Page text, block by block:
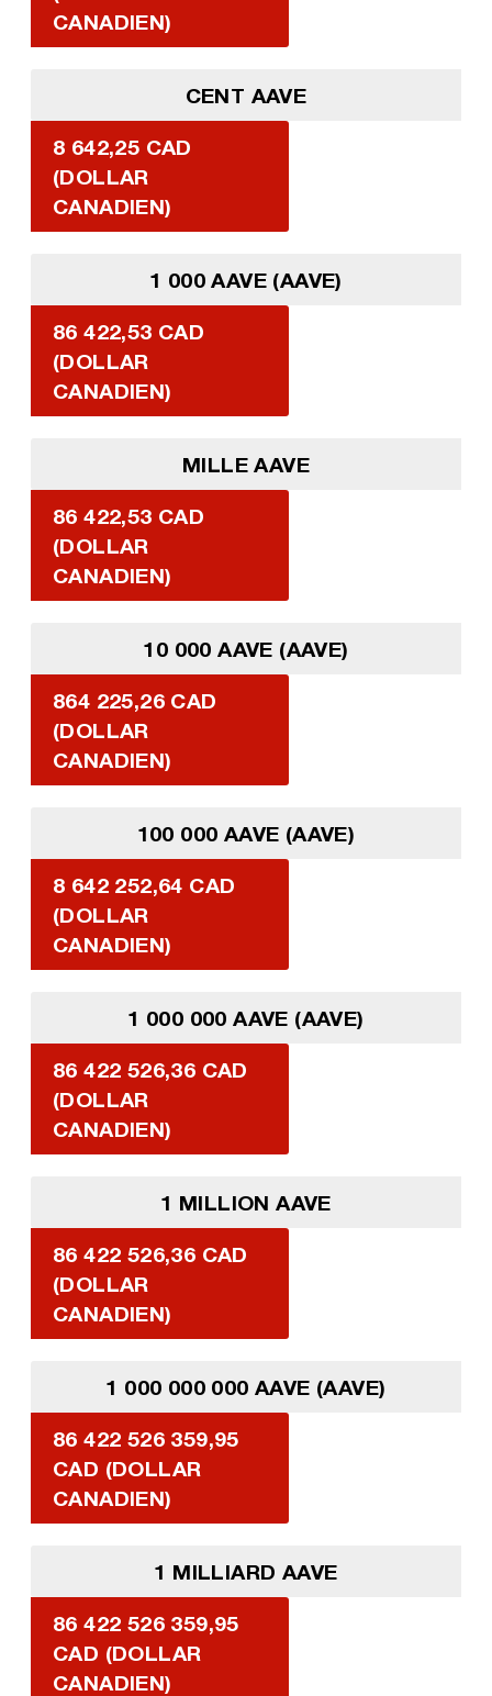
CANADIEN)
CENT AAVE
8 642,25 CAD
(DOLLAR
CANADIEN)
1 000 AAVE (AAVE)
86 422,53 CAD
(DOLLAR
CANADIEN)
MILLE AAVE
86 422,53 CAD
(DOLLAR
CANADIEN)
10 000 AAVE (AAVE)
864 225,26 CAD
(DOLLAR
CANADIEN)
100 000 AAVE (AAVE)
8 642 252,64 CAD
(DOLLAR
CANADIEN)
1 000 000 AAVE (AAVE)
86 422 526,36 CAD
(DOLLAR
CANADIEN)
1 MILLION AAVE
86 422 526,36 CAD
(DOLLAR
CANADIEN)
1 000 000 000 AAVE (AAVE)
86 422 526 359,95
CAD (DOLLAR
CANADIEN)
1 MILLIARD AAVE
86 422 526 359,95
CAD (DOLLAR
CANADIEN)